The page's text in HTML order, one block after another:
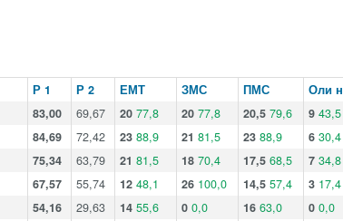
Р 1 Р 2 ЕМТ ЗМС ПМС Оли
83,00 69,67 20 77,8 20 77,8 20,5 79,6 9 43,5
84,69 72,42 23 88,9 21 81,5 23 88,9 6 30,4
75,34 63,79 21 81,5 18 70,4 17,5 68,5 7 34,8
67,57 55,74 12 48,1 26 100,0 14,5 57,4 3 17,4
54,16 29,63 14 55,6 0 0,0 16 63,0 0 0,0